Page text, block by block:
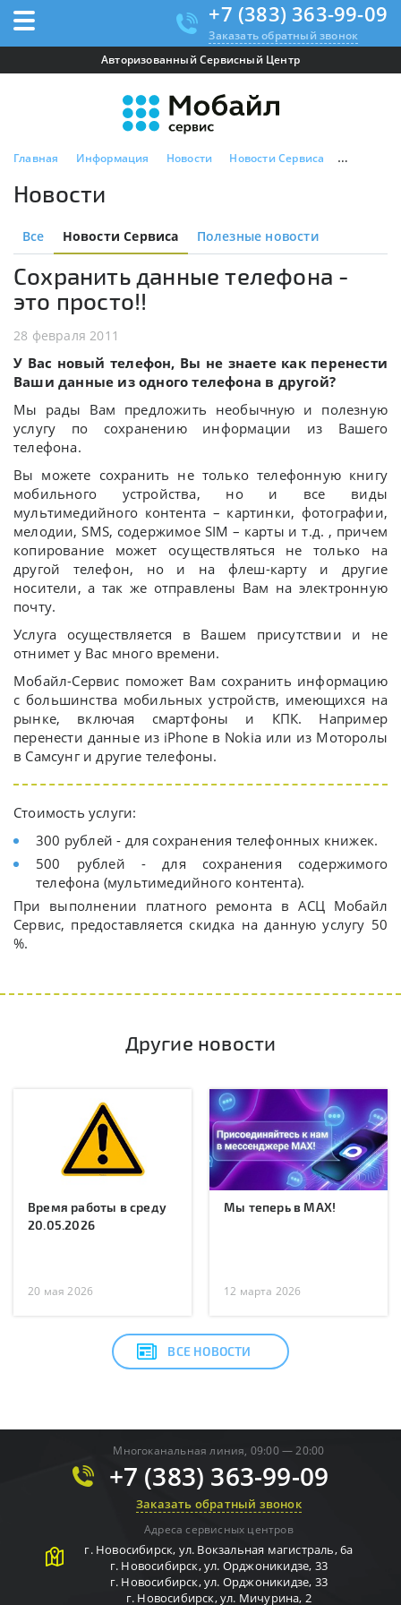
+7 (383) 363-99-09
Заказать обратный звонок
Авторизованный Сервисный Центр
Главная Информация Новости Новости Сервиса
Новости
Все Новости Сервиса Полезные новости
Сохранить данные телефона -
это просто!!
28 февраля 2011
У Вас новый телефон, Вы не знаете как перенести
Ваши данные из одного телефона в другой?
Мы рады Вам предложить необычную и полезную
услугу по сохранению информации из Вашего
телефона.
Вы можете сохранить не только телефонную книгу
мобильного устройства, но и все виды
мультимедийного контента – картинки, фотографии,
мелодии, SMS, содержимое SIM – карты и т.д. , причем
копирование может осуществляться не только на
другой телефон, но и на флеш-карту и другие
носители, а так же отправлены Вам на электронную
почту.
Услуга осуществляется в Вашем присутствии и не
отнимет у Вас много времени.
Мобайл-Сервис поможет Вам сохранить информацию
с большинства мобильных устройств, имеющихся на
рынке, включая смартфоны и КПК. Например
перенести данные из iPhone в Nokia или из Моторолы
в Самсунг и другие телефоны.
Стоимость услуги:
300 рублей - для сохранения телефонных книжек.
500 рублей - для сохранения содержимого
телефона (мультимедийного контента).
При выполнении платного ремонта в АСЦ Мобайл
Сервис, предоставляется скидка на данную услугу 50
%.
Другие новости
Время работы в среду
20.05.2026
20 мая 2026
Мы теперь в MAX!
12 марта 2026
ВСЕ НОВОСТИ
Многоканальная линия, 09:00 — 20:00
+7 (383) 363-99-09
Заказать обратный звонок
Адреса сервисных центров
г. Новосибирск, ул. Вокзальная магистраль, 6а
г. Новосибирск,ул. Орджоникидзе, 33
г. Новосибирск,ул. Орджоникидзе, 33
г. Новосибирск,ул. Мичурина, 2